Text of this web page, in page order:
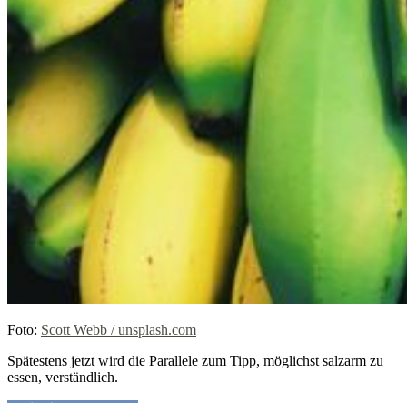
Foto: Scott Webb / unsplash.com
Spätestens jetzt wird die Parallele zum Tipp, möglichst salzarm zu
essen, verständlich.